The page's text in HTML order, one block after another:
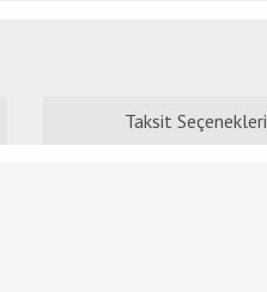
Taksit Seçenekleri